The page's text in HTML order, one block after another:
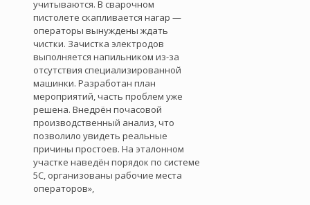
учитываются. В сварочном
пистолете скапливается нагар —
операторы вынуждены ждать
чистки. Зачистка электродов
выполняется напильником из-за
отсутствия специализированной
машинки. Разработан план
мероприятий, часть проблем уже
решена. Внедрён почасовой
производственный анализ, что
позволило увидеть реальные
причины простоев. На эталонном
участке наведён порядок по системе
5С, организованы рабочие места
операторов»,